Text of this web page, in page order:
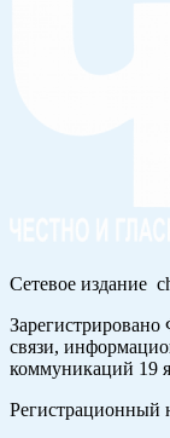
Сетевое издание
связи,
коммуникаций 19